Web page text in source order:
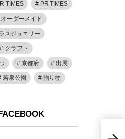
ク
TIMES PR TIMES
オーダーメイド
スジュエリー
クラフト
京都府 出展
若泉公園 贈り物